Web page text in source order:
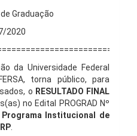
Graduação
2020
da Universidade Federal
torna público, para
o RESULTADO FINAL
no Edital PROGRAD Nº
Programa Institucional de
RP